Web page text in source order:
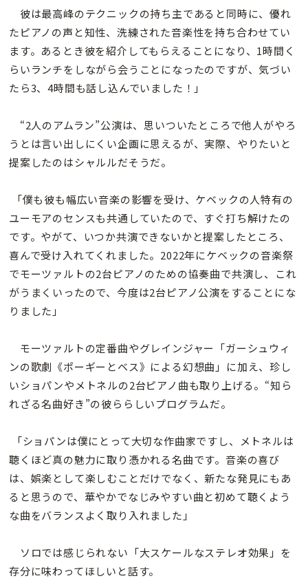
彼は最高峰のテクニックの持ち主であると同時に、優れ
たピアノの声と知性、洗練された音楽性を持ち合わせてい
ます。あるとき彼を紹介してもらえることになり、1時間く
らいランチをしながら会うことになったのですが、気づい
たら3、4時間も話し込んでいました！」
“2人のアムラン”公演は、思いついたところで他人がやろ
うとは言い出しにくい企画に思えるが、実際、やりたいと
提案したのはシャルルだそうだ。
「僕も彼も幅広い音楽の影響を受け、ケベックの人特有の
ユーモアのセンスも共通していたので、すぐ打ち解けたの
です。やがて、いつか共演できないかと提案したところ、
喜んで受け入れてくれました。2022年にケベックの音楽祭
でモーツァルトの2台ピアノのための協奏曲で共演し、これ
がうまくいったので、今度は2台ピアノ公演をすることにな
りました」
モーツァルトの定番曲やグレインジャー「ガーシュウィ
ンの歌劇《ポーギーとベス》による幻想曲」に加え、珍し
いショパンやメトネルの2台ピアノ曲も取り上げる。“知ら
れざる名曲好き”の彼ららしいプログラムだ。
「ショパンは僕にとって大切な作曲家ですし、メトネルは
聴くほど真の魅力に取り憑かれる名曲です。音楽の喜び
は、娯楽として楽しむことだけでなく、新たな発見にもあ
ると思うので、華やかでなじみやすい曲と初めて聴くよう
な曲をバランスよく取り入れました」
ソロでは感じられない「大スケールなステレオ効果」を
存分に味わってほしいと話す。